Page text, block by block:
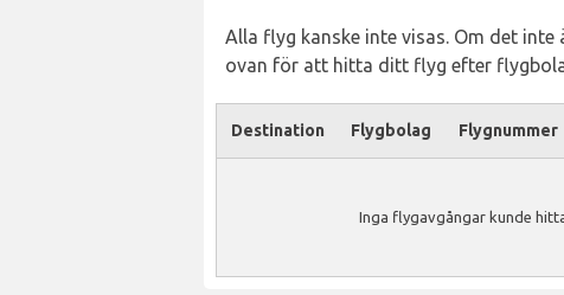
Alla flyg kanske inte visas. Om det
ovan för att hitta ditt flyg efter
Destination Flygbolag Flygnummer
Inga flygavgångar kunde